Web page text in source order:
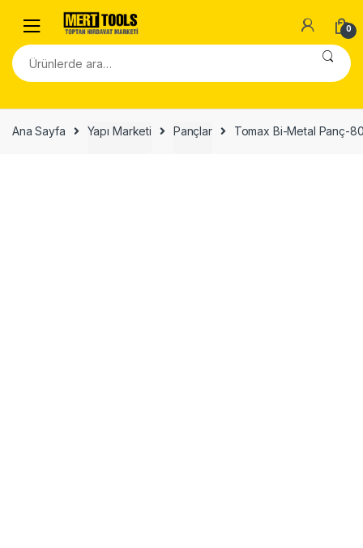
Skip to navigation
Skip to content
0
Ara:
Ana Sayfa Yapı Marketi Pançlar Tomax Bi-Metal Panç-